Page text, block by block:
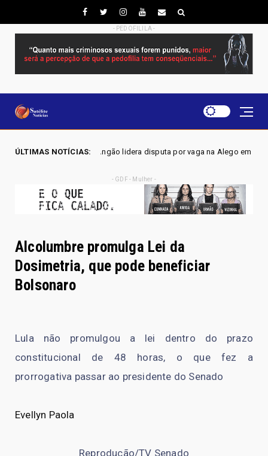
- PEDOFILILA -
ÚLTIMAS NOTÍCIAS:
lidera disputa por vaga na Alego em Novo Gama, aponta pesquisa
- GDF - Mulher -
Alcolumbre promulga Lei da
Dosimetria, que pode beneficiar
Bolsonaro
Lula não promulgou a lei dentro do prazo
constitucional de 48 horas, o que fez a
prorrogativa passar ao presidente do Senado
Evellyn Paola
Reprodução/TV Senado